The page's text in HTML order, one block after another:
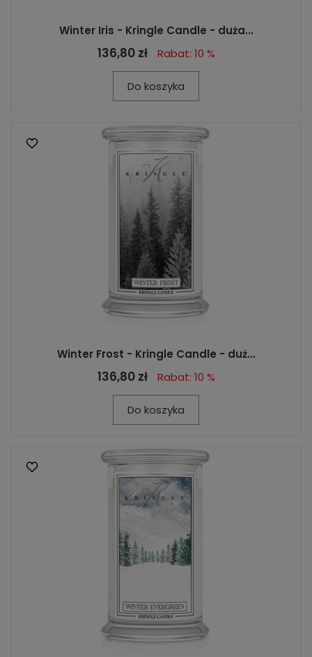
Winter Iris - Kringle Candle - duża...
136,80 zł Rabat: 10 %
Do koszyka
Winter Frost - Kringle Candle - duż...
136,80 zł Rabat: 10 %
Do koszyka